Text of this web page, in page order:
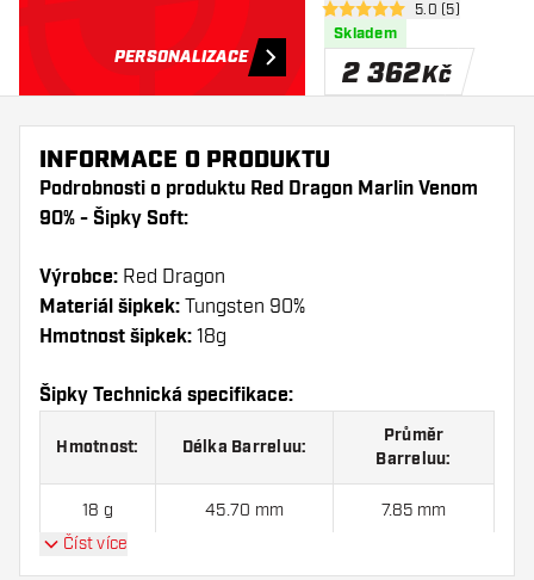
PERSONALIZACE
otevřít panel
5 hodnoticí hvězdičky
5.0 (5)
Skladem
2 362Kč
INFORMACE O PRODUKTU
Podrobnosti o produktu Red Dragon Marlin Venom
90% - Šipky Soft:
Výrobce: Red Dragon
Materiál šipkek: Tungsten 90%
Hmotnost šipkek: 18g
Šipky Technická specifikace:
Hmotnost: Délka Barreluu:
Průměr
Barreluu:
18 g 45.70 mm 7.85 mm
Číst více